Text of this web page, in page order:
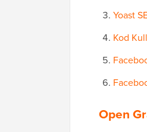
Yoast
Kod
Open